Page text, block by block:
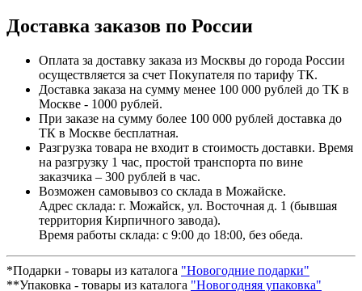
Доставка заказов по России
Оплата за доставку заказа из Москвы до города России
осуществляется за счет Покупателя по тарифу ТК.
Доставка заказа на сумму менее 100 000 рублей до ТК в
Москве - 1000 рублей.
При заказе на сумму более 100 000 рублей доставка до
ТК в Москве бесплатная.
Разгрузка товара не входит в стоимость доставки. Время
на разгрузку 1 час, простой транспорта по вине
заказчика – 300 рублей в час.
Возможен самовывоз со склада в Можайске.
Адрес склада: г. Можайск, ул. Восточная д. 1 (бывшая
территория Кирпичного завода).
Время работы склада: с 9:00 до 18:00, без обеда.
*Подарки - товары из каталога "Новогодние подарки"
**Упаковка - товары из каталога "Новогодняя упаковка"